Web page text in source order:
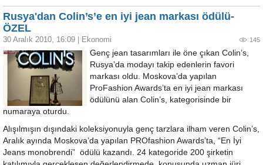
Rusya'dan Colin’s’e en iyi jean markası ödülü-
ÖZEL
30 Aralık 2010, 16:09 Ekonomi 145
Genç jean tasarımları ile öne çıkan Colin’s,
Rusya’da modayı takip edenlerin favori
markası oldu. Moskova’da yapılan
ProFashion Awards’ta en iyi jean markası
ödülünü alan Colin’s, kategorisinde bir
numaraya oturdu.
Alışılmışın dışındaki koleksiyonuyla genç tarzlara ilham veren Colin’s,
Aralık ayında Moskova’da yapılan PROfashion Awards’ta, “En İyi
Jeans monobrendi” ödülü kazandı. 24 kategoride 200 şirketin